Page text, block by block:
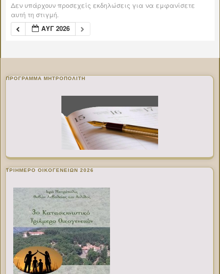
Δεν υπάρχουν προσεχείς εκδηλώσεις για να εμφανίσετε
αυτή τη στιγμή.
ΑΥΓ 2026
ΠΡΌΓΡΑΜΜΑ ΜΗΤΡΟΠΟΛΊΤΗ
ΤΡΙΗΜΕΡΟ ΟΙΚΟΓΕΝΕΙΩΝ 2026